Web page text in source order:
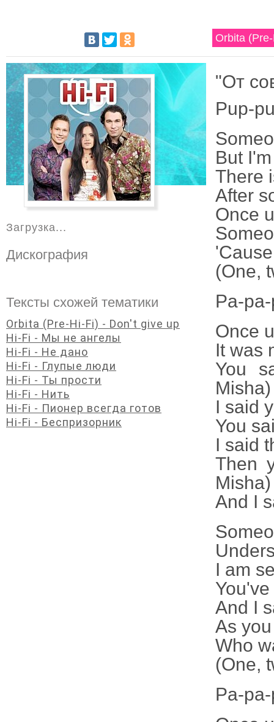
Orbita
"От
Pup-
But
There
After
Once
(One,
Pa-
Once
It was
You
Misha)
I said
You
I said
Then
Misha)
And I
I am
And I
As
Who
(One,
Pa-
Загрузка...
Дискография
Тексты схожей тематики
Orbita (Pre-Hi-Fi) - Don't give up
Hi-Fi - Мы не ангелы
Hi-Fi - Не дано
Hi-Fi - Глупые люди
Hi-Fi - Ты прости
Hi-Fi - Нить
Hi-Fi - Пионер всегда готов
Hi-Fi - Беспризорник